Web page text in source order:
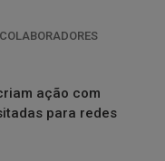
COLABORADORES
ação com
para redes